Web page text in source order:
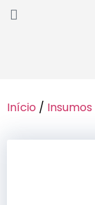
Início / Insumos